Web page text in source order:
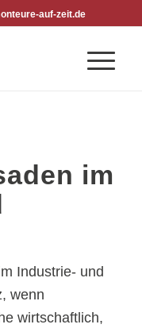
auf-zeit.de
im
Industrie- und
wenn
wirtschaftlich,